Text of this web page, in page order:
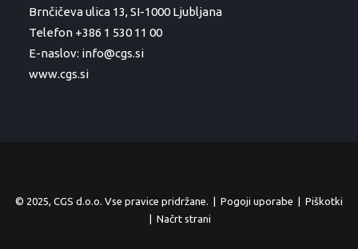
Brnčičeva ulica 13, SI-1000 Ljubljana
Telefon +386 1 530 11 00
E-naslov: info@cgs.si
www.cgs.si
© 2025, CGS d.o.o. Vse pravice pridržane. | Pogoji uporabe
Piškotki
Načrt strani